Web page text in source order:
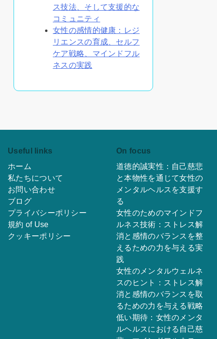
ス技法、そして支援的な
コミュニティ
女性の感情的健康：レジ
リエンスの育成、セルフ
ケア戦略、マインドフル
ネスの実践
Useful links
ホーム
私たちについて
お問い合わせ
ブログ
プライバシーポリシー
規約 of Use
クッキーポリシー
On focus
道徳的誠実性：自己慈悲
と本物性を通じて女性の
メンタルヘルスを支援す
る
女性のためのマインドフ
ルネス技術：ストレス解
消と感情のバランスを整
えるための力を与える実
践
女性のメンタルウェルネ
スのヒント：ストレス解
消と感情のバランスを取
るための力を与える戦略
低い期待：女性のメンタ
ルヘルスにおける自己慈